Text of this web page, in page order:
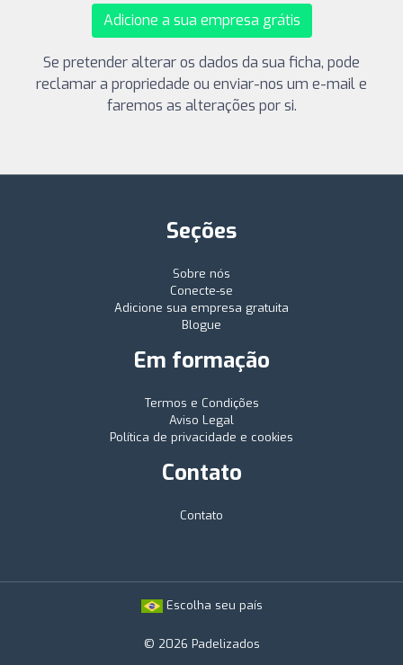
Adicione a sua empresa grátis
Se pretender alterar os dados da sua ficha, pode
reclamar a propriedade ou enviar-nos um e-mail e
faremos as alterações por si.
Seções
Sobre nós
Conecte-se
Adicione sua empresa gratuita
Blogue
Em formação
Termos e Condições
Aviso Legal
Política de privacidade e cookies
Contato
Contato
Escolha seu país
© 2026 Padelizados